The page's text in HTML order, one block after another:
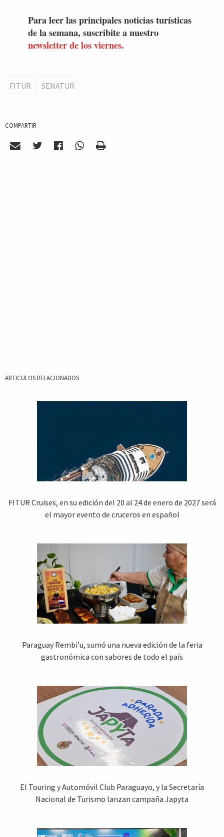
Para leer las principales noticias turísticas
de la semana, suscribite a nuestro
newsletter de los viernes.
FITUR SENATUR
COMPARTIR
ARTICULOS RELACIONADOS
FITUR Cruises, en su edición del 20 al 24 de enero de 2027 será
el mayor evento de cruceros en español
Paraguay Rembi’u, sumó una nueva edición de la feria
gastronómica con sabores de todo el país
El Touring y Automóvil Club Paraguayo, y la Secretaría
Nacional de Turismo lanzan campaña Japyta